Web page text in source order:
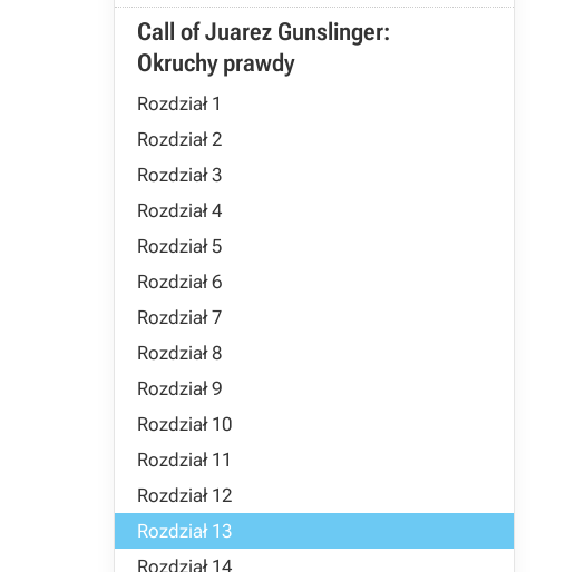
Call of Juarez Gunslinger:
Okruchy prawdy
Rozdział 1
Rozdział 2
Rozdział 3
Rozdział 4
Rozdział 5
Rozdział 6
Rozdział 7
Rozdział 8
Rozdział 9
Rozdział 10
Rozdział 11
Rozdział 12
Rozdział 13
Rozdział 14